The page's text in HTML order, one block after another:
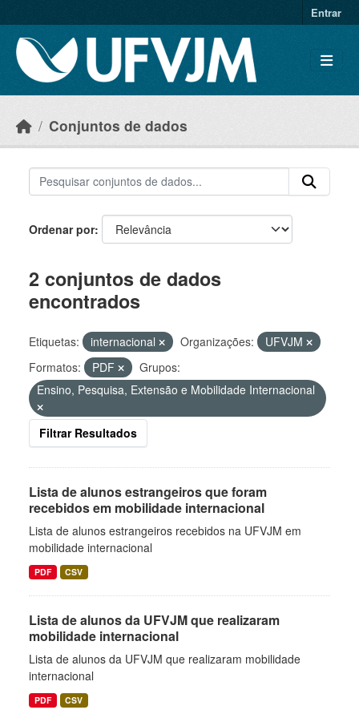
Entrar
Conjuntos de dados
Ordenar por
2 conjuntos de dados
encontrados
Etiquetas: internacional Organizações:
UFVJM
Formatos:
PDF
Grupos:
Ensino, Pesquisa, Extensão e Mobilidade Internacional
Filtrar Resultados
Lista de alunos estrangeiros que foram
recebidos em mobilidade internacional
Lista de alunos estrangeiros recebidos na UFVJM em
mobilidade internacional
PDF CSV
Lista de alunos da UFVJM que realizaram
mobilidade internacional
Lista de alunos da UFVJM que realizaram mobilidade
internacional
PDF CSV